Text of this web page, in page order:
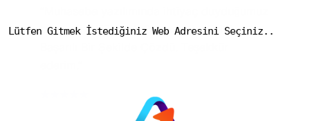
birkaç özelliği Atak Otomasyon Ekibi
Lütfen Gitmek İstediğiniz Web Adresini Seçiniz..